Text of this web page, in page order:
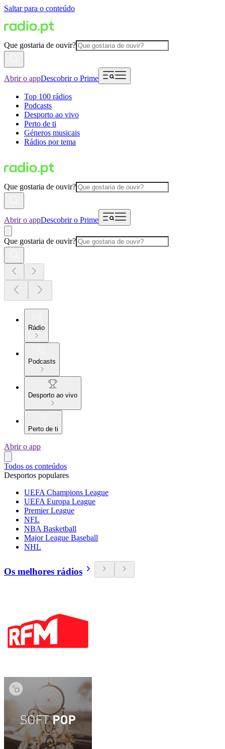
Saltar para o conteúdo
Que gostaria de ouvir?
Abrir o appDescobrir o Prime
Top 100 rádios
Podcasts
Desporto ao vivo
Perto de ti
Géneros musicais
Rádios por tema
Que gostaria de ouvir?
Abrir o appDescobrir o Prime
Que gostaria de ouvir?
Rádio
Podcasts
Desporto ao vivo
Perto de ti
Abrir o app
Todos os conteúdos
Desportos populares
UEFA Champions League
UEFA Europa League
Premier League
NFL
NBA Basketball
Major League Baseball
NHL
Os melhores rádios